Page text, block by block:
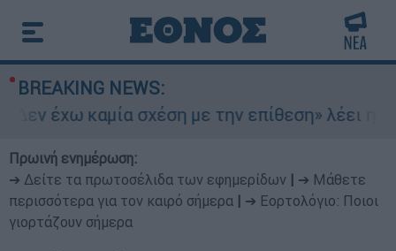
BREAKING NEWS:
έχω καμία σχέση με την επίθεση» λέει η
Πρωινή ενημέρωση:
➔ Δείτε τα πρωτοσέλιδα των εφημερίδων
➔ Μάθετε
περισσότερα για τον καιρό σήμερα
➔ Εορτολόγιο: Ποιοι
γιορτάζουν σήμερα